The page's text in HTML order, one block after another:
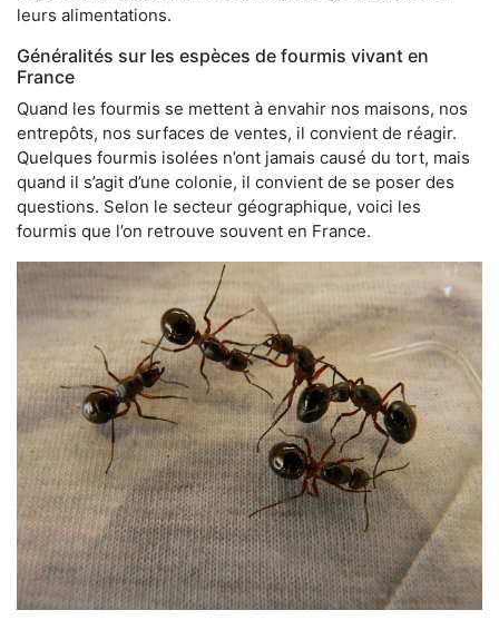
leurs alimentations.
Généralités sur les espèces de fourmis vivant en
France
Quand les fourmis se mettent à envahir nos maisons, nos
entrepôts, nos surfaces de ventes, il convient de réagir.
Quelques fourmis isolées n’ont jamais causé du tort, mais
quand il s’agit d’une colonie, il convient de se poser des
questions. Selon le secteur géographique, voici les
fourmis que l’on retrouve souvent en France.